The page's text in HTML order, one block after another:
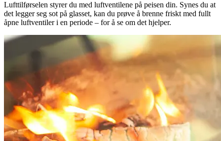
Lufttilførselen styrer du med luftventilene på peisen din. Synes du at
det legger seg sot på glasset, kan du prøve å brenne friskt med fullt
åpne luftventiler i en periode – for å se om det hjelper.